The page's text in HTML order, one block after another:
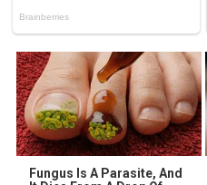
Fungus Is A Parasite, And